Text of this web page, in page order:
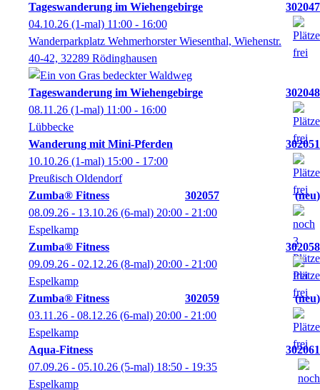
Tageswanderung im Wiehengebirge
302047
04.10.26 (1-mal) 11:00 - 16:00
Wanderparkplatz Wehmerhorster Wiesenthal, Wiehenstr.
40-42, 32289 Rödinghausen
Tageswanderung im Wiehengebirge
302048
08.11.26 (1-mal) 11:00 - 16:00
Lübbecke
Wanderung mit Mini-Pferden
302051
10.10.26 (1-mal) 15:00 - 17:00
Preußisch Oldendorf
Zumba® Fitness
302057
neu
08.09.26 - 13.10.26 (6-mal) 20:00 - 21:00
Espelkamp
Zumba® Fitness
302058
09.09.26 - 02.12.26 (8-mal) 20:00 - 21:00
Espelkamp
Zumba® Fitness
302059
neu
03.11.26 - 08.12.26 (6-mal) 20:00 - 21:00
Espelkamp
Aqua-Fitness
302061
07.09.26 - 05.10.26 (5-mal) 18:50 - 19:35
Espelkamp